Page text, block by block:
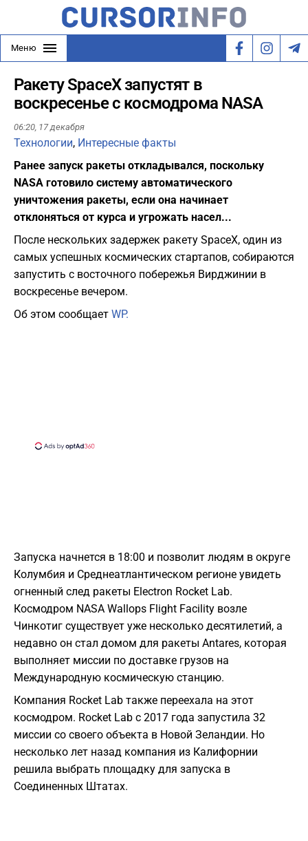
Меню
Ракету SpaceX запустят в
воскресенье с космодрома NASA
06:20, 17 декабря
Технологии, Интересные факты
Ранее запуск ракеты откладывался, поскольку
NASA готовило систему автоматического
уничтожения ракеты, если она начинает
отклоняться от курса и угрожать насел...
После нескольких задержек ракету SpaceX, один из
самых успешных космических стартапов, собираются
запустить с восточного побережья Вирджинии в
воскресенье вечером.
Об этом сообщает WP.
Запуска начнется в 18:00 и позволит людям в округе
Колумбия и Среднеатлантическом регионе увидеть
огненный след ракеты Electron Rocket Lab.
Космодром NASA Wallops Flight Facility возле
Чинкотиг существует уже несколько десятилетий, а
недавно он стал домом для ракеты Antares, которая
выполняет миссии по доставке грузов на
Международную космическую станцию.
Компания Rocket Lab также переехала на этот
космодром. Rocket Lab с 2017 года запустила 32
миссии со своего объекта в Новой Зеландии. Но
несколько лет назад компания из Калифорнии
решила выбрать площадку для запуска в
Соединенных Штатах.